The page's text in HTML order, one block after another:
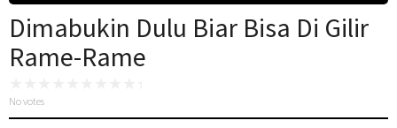
Dimabukin Dulu Biar Bisa Di Gilir
Rame-Rame
No votes